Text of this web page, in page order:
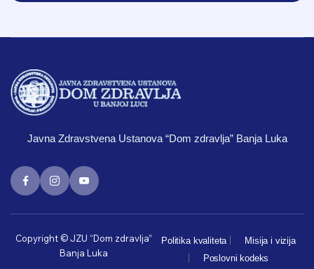
Javna Zdravstvena Ustanova “Dom zdravlja” Banja Luka
Copyright © JZU “Dom zdravlja”
Banja Luka
Politika kvaliteta
Misija i vizija
Poslovni kodeks